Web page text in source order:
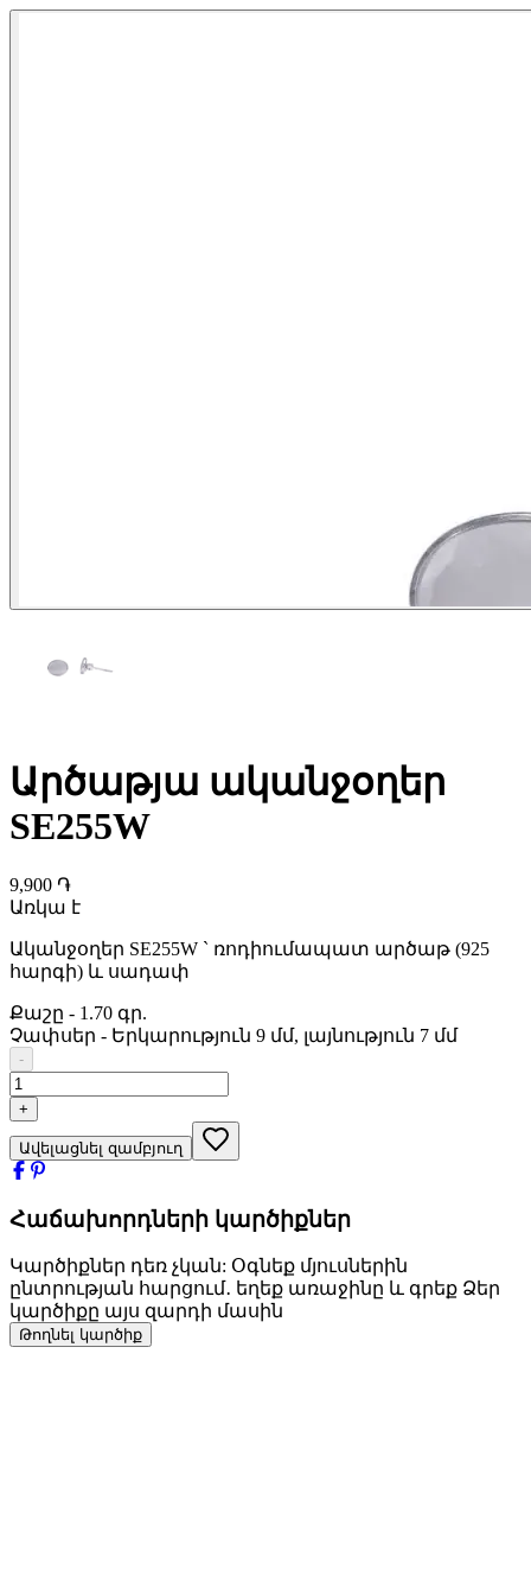
Արծաթյա ականջօղեր
SE255W
9,900 ֏
Առկա է
Ականջօղեր SE255W ` ռոդիումապատ արծաթ (925
հարգի) և սադափ
Քաշը - 1.70 գր.
Չափսեր - Երկարություն 9 մմ, լայնություն 7 մմ
-
+
Ավելացնել զամբյուղ
Հաճախորդների կարծիքներ
Կարծիքներ դեռ չկան: Օգնեք մյուսներին
ընտրության հարցում․ եղեք առաջինը և գրեք Ձեր
կարծիքը այս զարդի մասին
Թողնել կարծիք